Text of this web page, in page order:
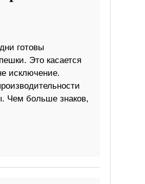
готовы
Это касается
исключение.
Чем больше знаков,